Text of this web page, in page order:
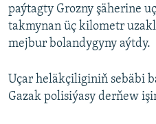
paýtagty Grozny şäherine
takmynan üç kilometr
mejbur bolandygyny aýtdy.
Uçar heläkçiliginiň sebäbi
Gazak polisiýasy derňew